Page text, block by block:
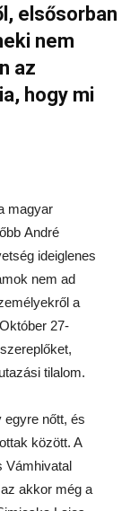
elsősorban
nem
az
hogy mi
magyar
André
ideiglenes
nem ad
a
27-
tilalom.
egyre nőtt, és
között. A
Vámhivatal
akkor még a